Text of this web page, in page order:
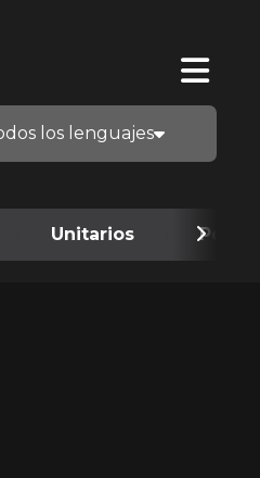
los lenguajes
Unitarios